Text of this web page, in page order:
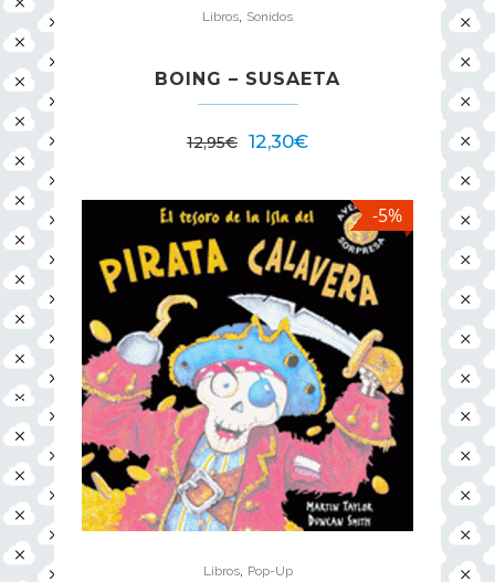
Libros Sonidos
BOING – SUSAETA
12,95€ 12,30€
-5%
Libros, Pop-Up